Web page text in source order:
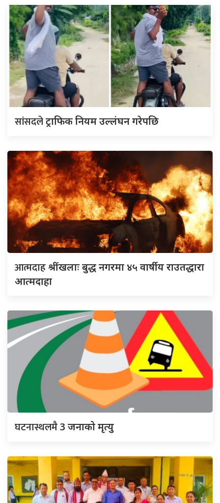
सांसदलेट्राफिक नियम उल्लंघन गरेपछि
आत्मदाहश्रींखलाः बुद्ध नगरमा ४५ वार्षीय राउतद्धारा
आत्मदाहा
घटनास्थलमै3 जनाको मृत्यु